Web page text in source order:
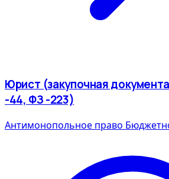
Юрист (закупочная
-44, ФЗ -223)
Антимонопольное право